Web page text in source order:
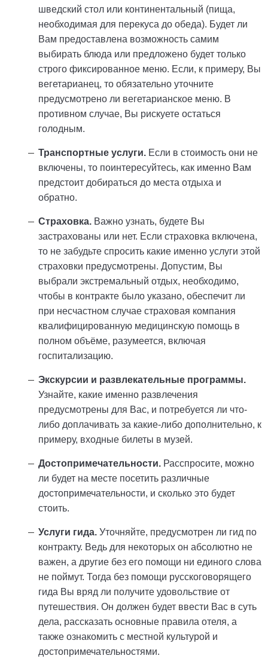
шведский стол или континентальный (пища,
необходимая для перекуса до обеда). Будет ли
Вам предоставлена возможность самим
выбирать блюда или предложено будет только
строго фиксированное меню. Если, к примеру, Вы
вегетарианец, то обязательно уточните
предусмотрено ли вегетарианское меню. В
противном случае, Вы рискуете остаться
голодным.
Транспортные услуги. Если в стоимость они не
включены, то поинтересуйтесь, как именно Вам
предстоит добираться до места отдыха и
обратно.
Страховка. Важно узнать, будете Вы
застрахованы или нет. Если страховка включена,
то не забудьте спросить какие именно услуги этой
страховки предусмотрены. Допустим, Вы
выбрали экстремальный отдых, необходимо,
чтобы в контракте было указано, обеспечит ли
при несчастном случае страховая компания
квалифицированную медицинскую помощь в
полном объёме, разумеется, включая
госпитализацию.
Экскурсии и развлекательные программы.
Узнайте, какие именно развлечения
предусмотрены для Вас, и потребуется ли что-
либо доплачивать за какие-либо дополнительно, к
примеру, входные билеты в музей.
Достопримечательности. Расспросите, можно
ли будет на месте посетить различные
достопримечательности, и сколько это будет
стоить.
Услуги гида. Уточняйте, предусмотрен ли гид по
контракту. Ведь для некоторых он абсолютно не
важен, а другие без его помощи ни единого слова
не поймут. Тогда без помощи русскоговорящего
гида Вы вряд ли получите удовольствие от
путешествия. Он должен будет ввести Вас в суть
дела, рассказать основные правила отеля, а
также ознакомить с местной культурой и
достопримечательностями.